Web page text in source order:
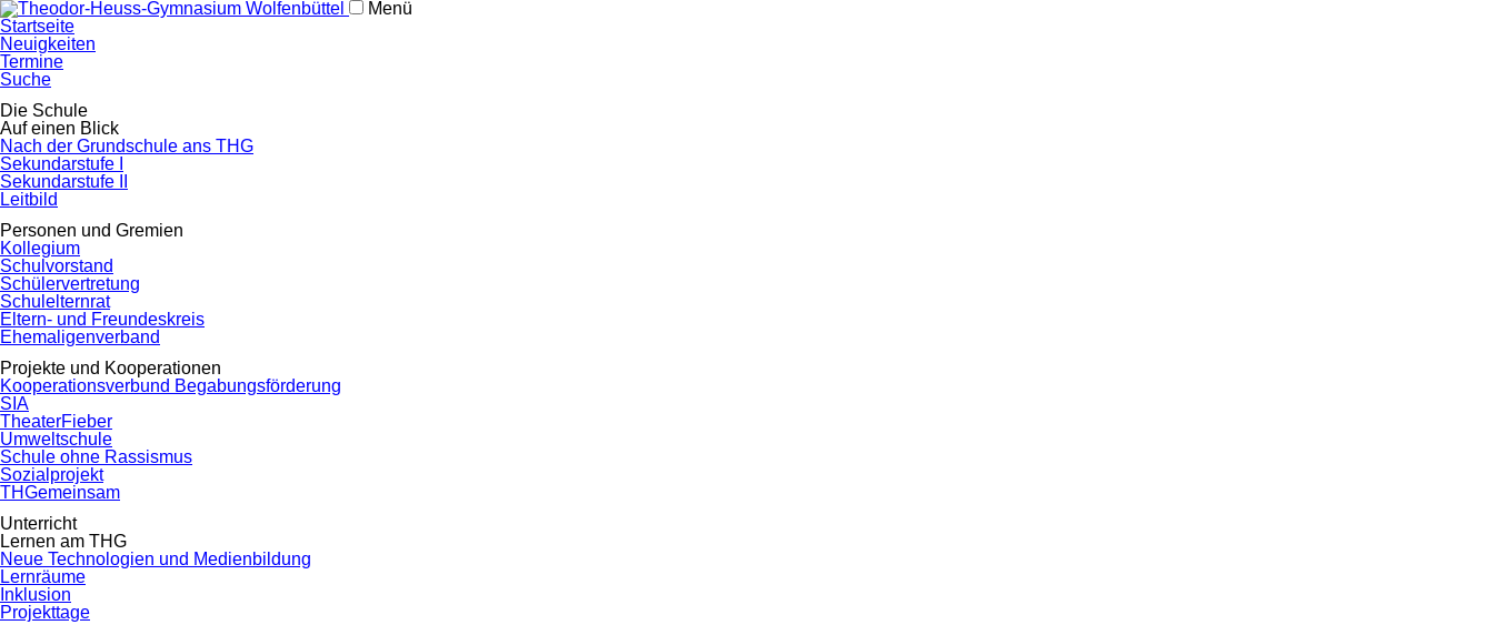
Menü
Navigation
überspringen
Startseite
Neuigkeiten
Termine
Suche
Navigation
überspringen
Die Schule
Auf einen Blick
Nach der Grundschule ans THG
Sekundarstufe I
Sekundarstufe II
Leitbild
Personen und Gremien
Kollegium
Schulvorstand
Schülervertretung
Schulelternrat
Eltern- und Freundeskreis
Ehemaligenverband
Projekte und Kooperationen
Kooperationsverbund Begabungsförderung
SIA
TheaterFieber
Umweltschule
Schule ohne Rassismus
Sozialprojekt
THGemeinsam
Unterricht
Lernen am THG
Neue Technologien und Medienbildung
Lernräume
Inklusion
Projekttage